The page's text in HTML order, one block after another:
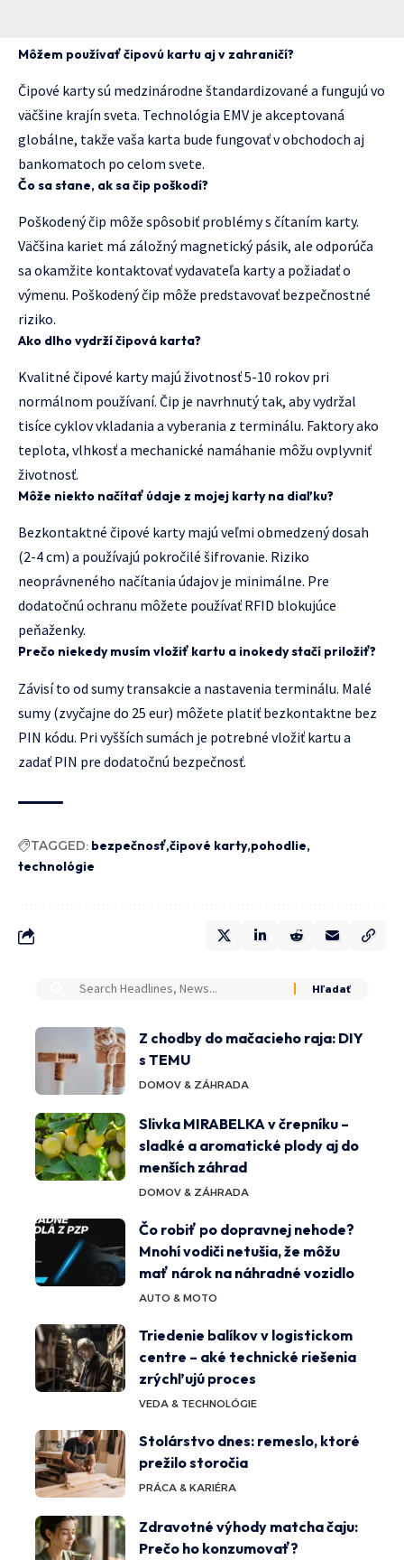
Môžem používať čipovú kartu aj v zahraničí?
Čipové karty sú medzinárodne štandardizované a fungujú vo
väčšine krajín sveta. Technológia EMV je akceptovaná
globálne, takže vaša karta bude fungovať v obchodoch aj
bankomatoch po celom svete.
Čo sa stane, ak sa čip poškodí?
Poškodený čip môže spôsobiť problémy s čítaním karty.
Väčšina kariet má záložný magnetický pásik, ale odporúča
sa okamžite kontaktovať vydavateľa karty a požiadať o
výmenu. Poškodený čip môže predstavovať bezpečnostné
riziko.
Ako dlho vydrží čipová karta?
Kvalitné čipové karty majú životnosť 5-10 rokov pri
normálnom používaní. Čip je navrhnutý tak, aby vydržal
tisíce cyklov vkladania a vyberania z terminálu. Faktory ako
teplota, vlhkosť a mechanické namáhanie môžu ovplyvniť
životnosť.
Môže niekto načítať údaje z mojej karty na diaľku?
Bezkontaktné čipové karty majú veľmi obmedzený dosah
(2-4 cm) a používajú pokročilé šifrovanie. Riziko
neoprávneného načítania údajov je minimálne. Pre
dodatočnú ochranu môžete používať RFID blokujúce
peňaženky.
Prečo niekedy musím vložiť kartu a inokedy stačí priložiť?
Závisí to od sumy transakcie a nastavenia terminálu. Malé
sumy (zvyčajne do 25 eur) môžete platiť bezkontaktne bez
PIN kódu. Pri vyšších sumách je potrebné vložiť kartu a
zadať PIN pre dodatočnú bezpečnosť.
TAGGED: bezpečnosť čipové karty pohodlie
technológie
Z chodby do mačacieho raja: DIY
s TEMU
DOMOV & ZÁHRADA
Slivka MIRABELKA v črepníku –
sladké a aromatické plody aj do
menších záhrad
DOMOV & ZÁHRADA
Čo robiť po dopravnej nehode?
Mnohí vodiči netušia, že môžu
mať nárok na náhradné vozidlo
AUTO & MOTO
Triedenie balíkov v logistickom
centre – aké technické riešenia
zrýchľujú proces
VEDA & TECHNOLÓGIE
Stolárstvo dnes: remeslo, ktoré
prežilo storočia
PRÁCA & KARIÉRA
Zdravotné výhody matcha čaju:
Prečo ho konzumovať?